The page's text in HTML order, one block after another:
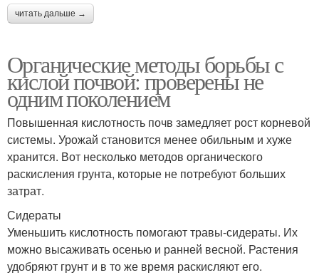
читать дальше →
Органические методы борьбы с
кислой почвой: проверены не
одним поколением
Повышенная кислотность почв замедляет рост корневой
системы. Урожай становится менее обильным и хуже
хранится. Вот несколько методов органического
раскисления грунта, которые не потребуют больших
затрат.
Сидераты
Уменьшить кислотность помогают травы-сидераты. Их
можно высаживать осенью и ранней весной. Растения
удобряют грунт и в то же время раскисляют его.